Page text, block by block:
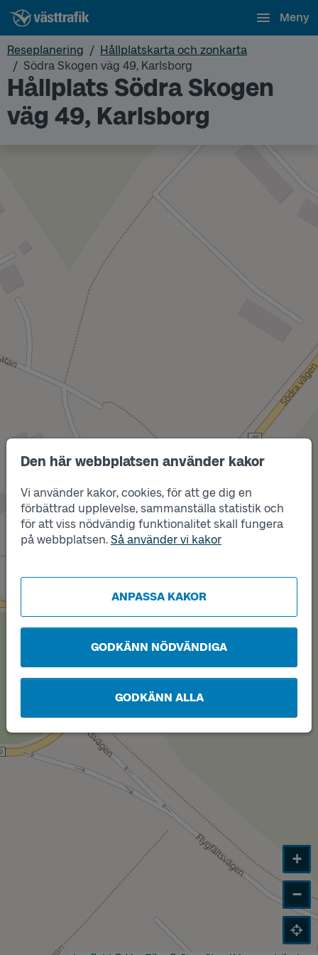
Den här webbplatsen använder kakor
Vi använder kakor, cookies, för att ge dig en
förbättrad upplevelse, sammanställa statistik och
för att viss nödvändig funktionalitet skall fungera
på webbplatsen. Så använder vi kakor
ANPASSA KAKOR
GODKÄNN NÖDVÄNDIGA
GODKÄNN ALLA
Meny
Reseplanering
Hållplatskarta och zonkarta
Södra Skogen väg 49, Karlsborg
Hållplats Södra Skogen
väg 49, Karlsborg
Läge
Läge
B
+
−